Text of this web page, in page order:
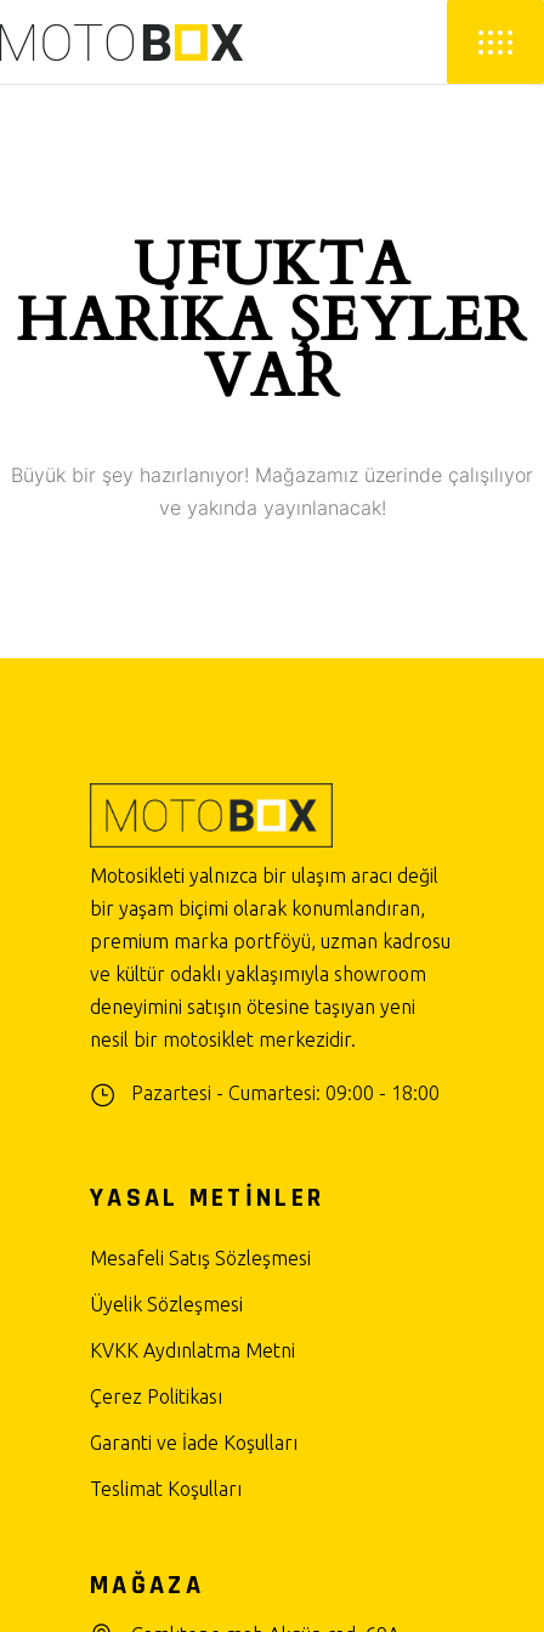
UFUKTA
HARIKA ŞEYLER
VAR
Büyük bir şey hazırlanıyor! Mağazamız üzerinde çalışılıyor
ve yakında yayınlanacak!
Motosikleti yalnızca bir ulaşım aracı değil
bir yaşam biçimi olarak konumlandıran,
premium marka portföyü, uzman kadrosu
ve kültür odaklı yaklaşımıyla showroom
deneyimini satışın ötesine taşıyan yeni
nesil bir motosiklet merkezidir.
Pazartesi - Cumartesi: 09:00 - 18:00
YASAL METİNLER
Mesafeli Satış Sözleşmesi
Üyelik Sözleşmesi
KVKK Aydınlatma Metni
Çerez Politikası
Garanti ve İade Koşulları
Teslimat Koşulları
MAĞAZA